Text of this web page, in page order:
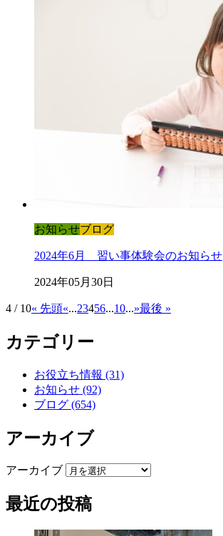
お知らせブログ
2024年6月 習い事体験会のお知らせ
2024年05月30日
4 / 10« 先頭«...23456...10...»最後 »
カテゴリー
お役立ち情報 (31)
お知らせ (92)
ブログ (654)
アーカイブ
アーカイブ
最近の投稿